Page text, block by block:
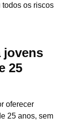
todos os riscos
jovens
25
oferecer
25 anos, sem